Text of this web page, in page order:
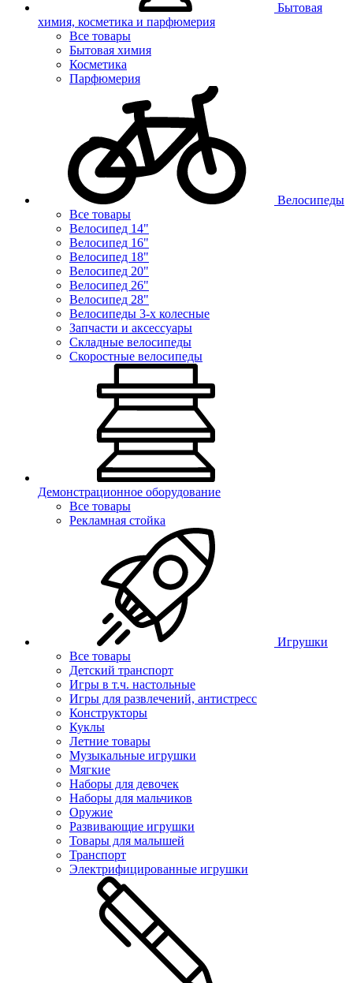
Бытовая
химия, косметика и парфюмерия
Все товары
Бытовая химия
Косметика
Парфюмерия
Велосипеды
Все товары
Велосипед 14"
Велосипед 16"
Велосипед 18"
Велосипед 20"
Велосипед 26"
Велосипед 28"
Велосипеды 3-х колесные
Запчасти и аксессуары
Складные велосипеды
Скоростные велосипеды
Демонстрационное оборудование
Все товары
Рекламная стойка
Игрушки
Все товары
Детский транспорт
Игры в т.ч. настольные
Игры для развлечений, антистресс
Конструкторы
Куклы
Летние товары
Музыкальные игрушки
Мягкие
Наборы для девочек
Наборы для мальчиков
Оружие
Развивающие игрушки
Товары для малышей
Транспорт
Электрифицированные игрушки